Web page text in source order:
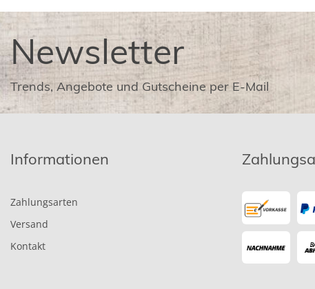
Newsletter
Trends, Angebote und Gutscheine per E-Mail
Informationen
Zahlungsarten
Versand
Kontakt